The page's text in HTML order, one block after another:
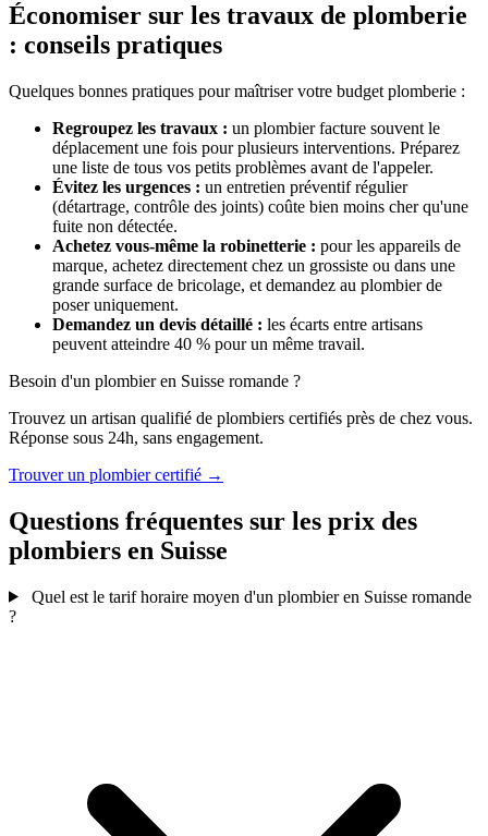
Économiser sur les travaux de plomberie
: conseils pratiques
Quelques bonnes pratiques pour maîtriser votre budget plomberie :
Regroupez les travaux : un plombier facture souvent le
déplacement une fois pour plusieurs interventions. Préparez
une liste de tous vos petits problèmes avant de l'appeler.
Évitez les urgences : un entretien préventif régulier
(détartrage, contrôle des joints) coûte bien moins cher qu'une
fuite non détectée.
Achetez vous-même la robinetterie : pour les appareils de
marque, achetez directement chez un grossiste ou dans une
grande surface de bricolage, et demandez au plombier de
poser uniquement.
Demandez un devis détaillé : les écarts entre artisans
peuvent atteindre 40 % pour un même travail.
Besoin d'un plombier en Suisse romande ?
Trouvez un artisan qualifié de plombiers certifiés près de chez vous.
Réponse sous 24h, sans engagement.
Trouver un plombier certifié →
Questions fréquentes sur les prix des
plombiers en Suisse
Quel est le tarif horaire moyen d'un plombier en Suisse romande
?